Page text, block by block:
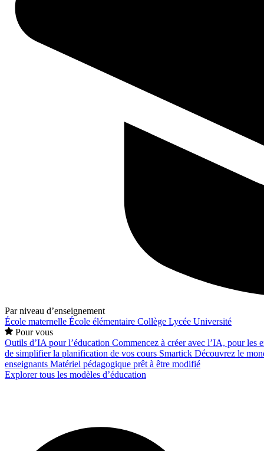
Par niveau d’enseignement
École maternelle École élémentaire Collège Lycée Université
Pour vous
Outils d’IA pour l’éducation Commencez à créer avec l’IA, pour les
de simplifier la planification de vos cours Smartick Découvrez le
enseignants Matériel pédagogique prêt à être modifié
Explorer tous les modèles d’éducation